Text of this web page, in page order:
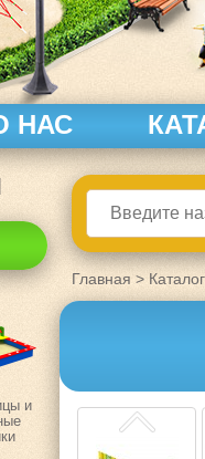
НАС
и
Главная > Каталог